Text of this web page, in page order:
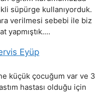
süpürge kullanıyorduk.
verilmesi sebebi ile biz
yapmıştık.…
Eyüp
küçük çocuğum var ve 3
hastası olduğu için